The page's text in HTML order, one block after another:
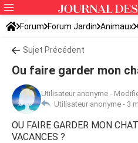
Forum Forum Jardin Animaux
Sujet Précédent
Ou faire garder mon
Utilisateur anonyme -
Utilisateur anonyme - 3
OU FAIRE GARDER MON
VACANCES ?